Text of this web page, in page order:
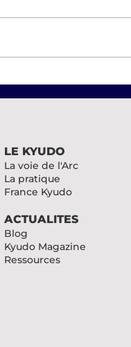
LE KYUDO
La voie de l'Arc
La pratique
France Kyudo
ACTUALITES
Blog
Kyudo Magazine
Ressources